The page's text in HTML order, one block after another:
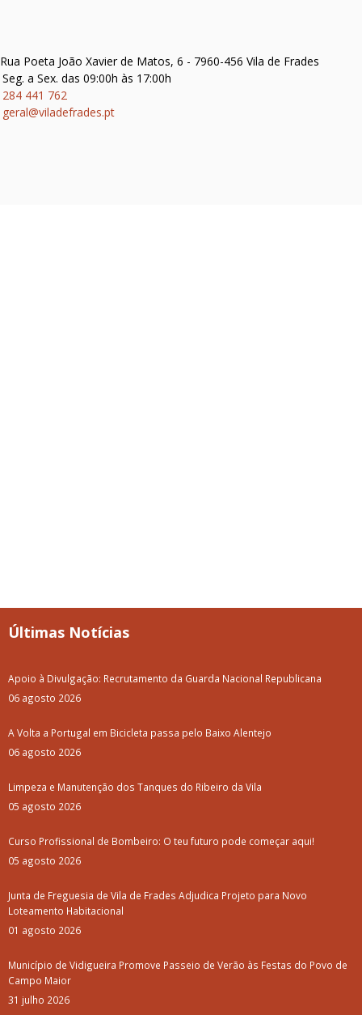
Poeta João Xavier de Matos, 6 - 7960-456 Vila de Frades
Seg. a Sex. das 09:00h às 17:00h
284 441 762
geral@viladefrades.pt
Últimas Notícias
Apoio à Divulgação: Recrutamento da Guarda Nacional Republicana
06 agosto 2026
A Volta a Portugal em Bicicleta passa pelo Baixo Alentejo
06 agosto 2026
Limpeza e Manutenção dos Tanques do Ribeiro da Vila
05 agosto 2026
Curso Profissional de Bombeiro: O teu futuro pode começar aqui!
05 agosto 2026
Junta de Freguesia de Vila de Frades Adjudica Projeto para Novo
Loteamento Habitacional
01 agosto 2026
Município de Vidigueira Promove Passeio de Verão às Festas do Povo de
Campo Maior
31 julho 2026